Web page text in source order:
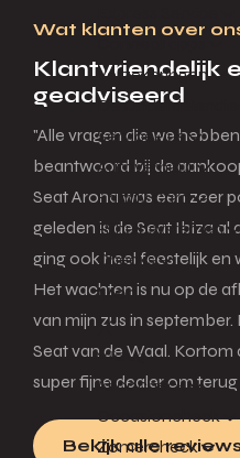
Verzekeringen
De
ServicePlus
Autoverhuur
Family Card
Rijhulpsystemen
Checks
Menu
Terug
Aircocheck
Occasioncheck
Zomercheck
Wat klanten over
Klantvriendelijk
geadviseerd
"Alle vragen die we
beantwoord bij de
Seat Arona was een zeer
geleden is de Seat Ibiza
ging ook heel feestelijk en
Het wachten is nu op de
van mijn zus in september.
Seat van de Waal.
super fijne dealer om
Bekijk alle